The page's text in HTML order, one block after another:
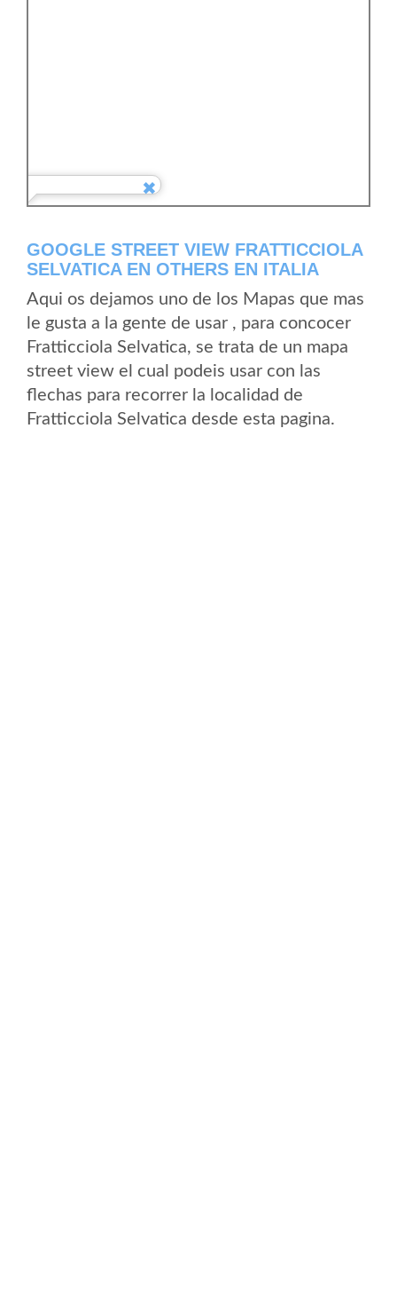
GOOGLE STREET VIEW FRATTICCIOLA
SELVATICA EN OTHERS EN ITALIA
Aqui os dejamos uno de los Mapas que mas
le gusta a la gente de usar , para concocer
Fratticciola Selvatica, se trata de un mapa
street view el cual podeis usar con las
flechas para recorrer la localidad de
Fratticciola Selvatica desde esta pagina.